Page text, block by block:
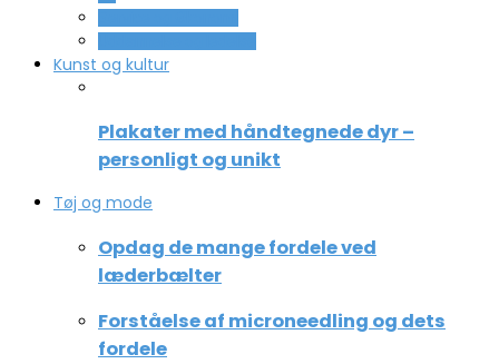
Kunst og kultur
Plakater med håndtegnede dyr –
personligt og unikt
Tøj og mode
Opdag de mange fordele ved
læderbælter
Forståelse af microneedling og dets
fordele